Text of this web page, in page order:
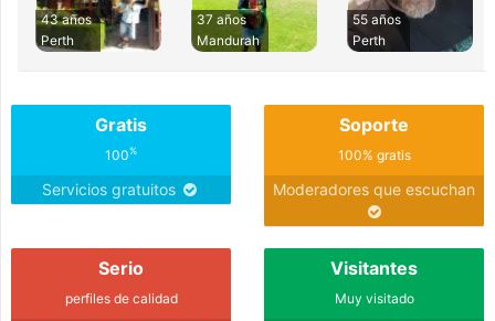
43 años
Perth
37 años
Mandurah
55 años
Perth
Gratis
100%
Servicios gratuitos
Soporte
100% gratis
Moderadores que escuchan
Serio
perfiles de calidad
Visitantes
Muy visitado